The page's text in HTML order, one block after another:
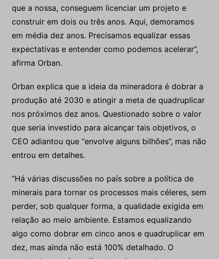
que a nossa, conseguem licenciar um projeto e
construir em dois ou três anos. Aqui, demoramos
em média dez anos. Precisamos equalizar essas
expectativas e entender como podemos acelerar”,
afirma Orban.
Orban explica que a ideia da mineradora é dobrar a
produção até 2030 e atingir a meta de quadruplicar
nos próximos dez anos. Questionado sobre o valor
que seria investido para alcançar tais objetivos, o
CEO adiantou que “envolve alguns bilhões”, mas não
entrou em detalhes.
“Há várias discussões no país sobre a política de
minerais para tornar os processos mais céleres, sem
perder, sob qualquer forma, a qualidade exigida em
relação ao meio ambiente. Estamos equalizando
algo como dobrar em cinco anos e quadruplicar em
dez, mas ainda não está 100% detalhado. O